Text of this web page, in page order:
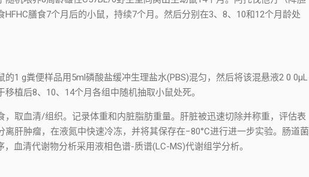
HFHC膳食7个月后的小鼠，持续7个月。然后分别在3、8、10和12个月龄处
的1 g粪便样品用5ml磷酸盐缓冲生理盐水(PBS)混匀，然后将该混悬液2 0 0μL
植后8、10、14个月各组中随机抽取小鼠处死。
，取血清/组织。记录体重和内脏脂肪重量。肝脏被迅速切除并称重，评估表
离肝肿瘤，在液氮中快速冷冻，并将其保存在−80°C进行进一步实验。肠道菌
，血清代谢物分析采用液相色谱-质谱(LC-MS)代谢组学分析。